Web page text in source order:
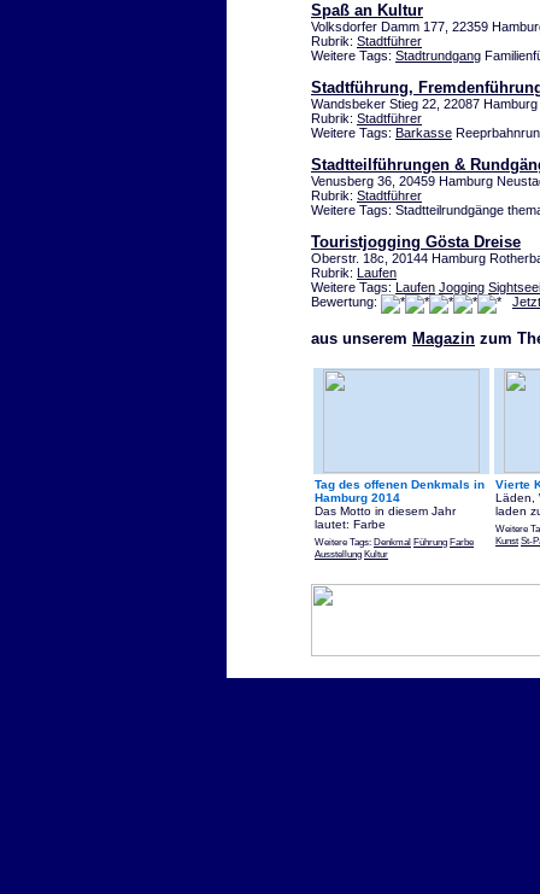
Spaß an Kultur
Volksdorfer Damm 177, 22359
Rubrik: Stadtführer
Weitere Tags: Stadtrundgang
Stadtführung,
Wandsbeker Stieg 22, 22087
Rubrik: Stadtführer
Weitere Tags: Barkasse
Stadtteilführungen &
Venusberg 36, 20459 Hamburg
Rubrik: Stadtführer
Weitere Tags: Stadtteilrundgänge
Touristjogging Gösta Dreise
Oberstr. 18c, 20144 Hamburg
Rubrik: Laufen
Weitere Tags: Laufen Jogging
Bewertung:
aus unserem Magazin zum
Tag des offenen Denkmals in
Hamburg 2014
Das Motto in diesem Jahr
lautet: Farbe
Weitere Tags: Denkmal Führung Farbe
Ausstellung Kultur
Vierte
Läden,
laden
Weitere
Kunst St-